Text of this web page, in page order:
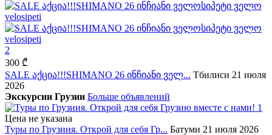
2
300 ₾
SALE აქცია!!!SHIMANO 26 ინჩიანი ველ... Тбилиси 21 июля
2026
Экскурсии Грузии Больше объявлений
1
Цена не указана
Туры по Грузиия. Открой для себя Гр... Батуми 21 июля 2026